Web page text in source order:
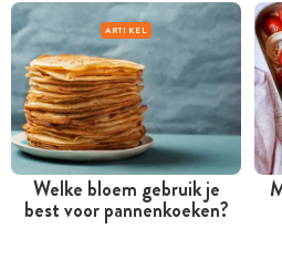
ARTIKEL
Welke bloem gebruik je
best voor pannenkoeken?